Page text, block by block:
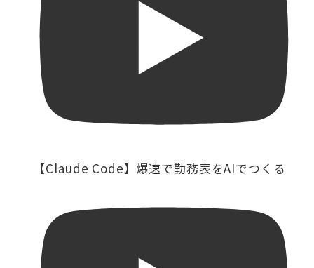
【Claude Code】爆速で勤務表をAIでつくる